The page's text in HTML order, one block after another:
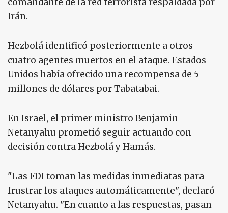
Irán.
Hezbolá identificó posteriormente a otros
cuatro agentes muertos en el ataque. Estados
Unidos había ofrecido una recompensa de 5
millones de dólares por Tabatabai.
En Israel, el primer ministro Benjamin
Netanyahu prometió seguir actuando con
decisión contra Hezbolá y Hamás.
"Las FDI toman las medidas inmediatas para
frustrar los ataques automáticamente", declaró
Netanyahu. "En cuanto a las respuestas, pasan